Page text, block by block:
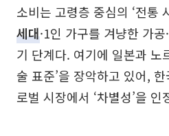
소비는 고령층 중심의 ‘전통
세대·1인 가구를 겨냥한 가
기 단계다. 여기에 일본과 노
술 표준’을 장악하고 있어,
로벌 시장에서 ‘차별성’을